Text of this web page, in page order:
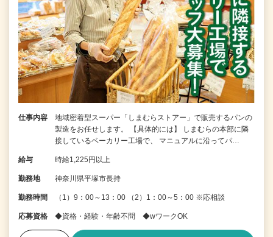
仕事内容
地域密着型スーパー「しまむらストアー」で販売するパンの
製造をお任せします。 【具体的には】 しまむらの本部に隣
接しているベーカリー工場で、 マニュアルに沿ってパ…
給与 時給1,225円以上
勤務地 神奈川県平塚市長持
勤務時間 （1）9：00～13：00 （2）1：00～5：00 ※応相談
応募資格 ◆資格・経験・年齢不問 ◆wワークOK